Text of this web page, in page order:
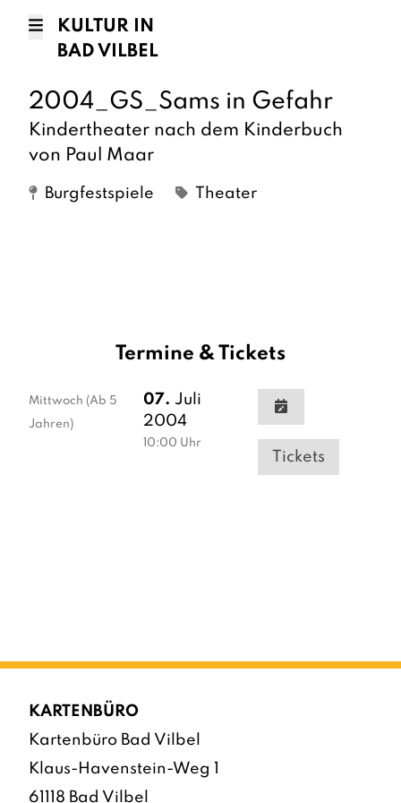
KULTUR IN
BAD VILBEL
2004_GS_Sams in Gefahr
Kindertheater nach dem Kinderbuch
von Paul Maar
Burgfestspiele Theater
Termine & Tickets
Mittwoch (Ab 5
Jahren)
07. Juli
2004
10:00 Uhr
Tickets
KARTENBÜRO
Kartenbüro Bad Vilbel
Klaus-Havenstein-Weg 1
61118 Bad Vilbel